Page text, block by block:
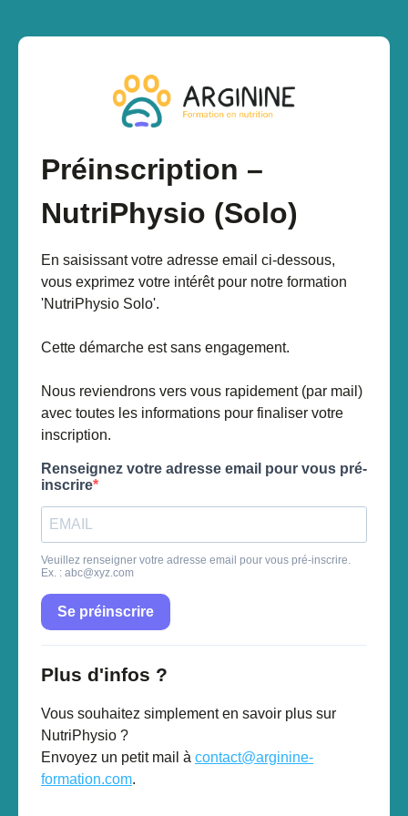
Préinscription –
NutriPhysio (Solo)
En saisissant votre adresse email ci-dessous,
vous exprimez votre intérêt pour notre formation
'NutriPhysio Solo'.
Cette démarche est sans engagement.
Nous reviendrons vers vous rapidement (par mail)
avec toutes les informations pour finaliser votre
inscription.
Renseignez votre adresse email pour vous pré-
inscrire
Veuillez renseigner votre adresse email pour vous pré-inscrire.
Ex. : abc@xyz.com
Se préinscrire
Plus d'infos ?
Vous souhaitez simplement en savoir plus sur
NutriPhysio ?
Envoyez un petit mail à contact@arginine-
formation.com.